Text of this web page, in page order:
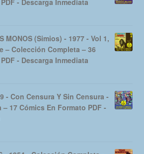
- Descarga Inmediata
MONOS (Simios) - 1977 - Vol 1,
– Colección Completa – 36
- Descarga Inmediata
- Con Censura Y Sin Censura -
17 Cómics En Formato PDF -